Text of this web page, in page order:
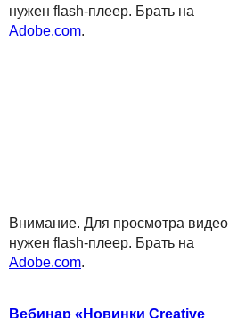
нужен flash-плеер. Брать на
Adobe.com.
Внимание. Для просмотра видео
нужен flash-плеер. Брать на
Adobe.com.
Вебинар «Новинки Creative